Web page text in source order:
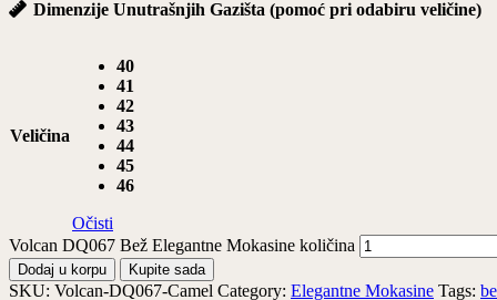
Dimenzije Unutrašnjih Gazišta (pomoć pri odabiru veličine)
Veličina
40
41
42
43
44
45
46
Očisti
Volcan DQ067 Bež Elegantne Mokasine količina
Dodaj u korpu Kupite sada
SKU: Volcan-DQ067-Camel Category: Elegantne Mokasine Tags: